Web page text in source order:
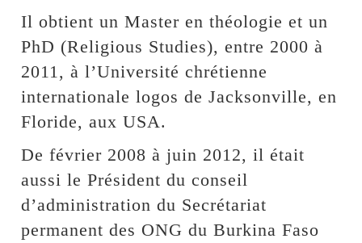
Il obtient un Master en théologie et un
PhD (Religious Studies), entre 2000 à
2011, à l’Université chrétienne
internationale logos de Jacksonville, en
Floride, aux USA.
De février 2008 à juin 2012, il était
aussi le Président du conseil
d’administration du Secrétariat
permanent des ONG du Burkina Faso